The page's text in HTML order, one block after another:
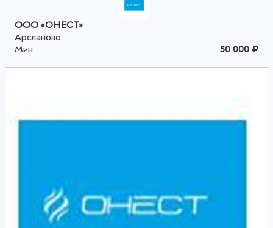
ООО «ОНЕСТ»
Арсланово
Мин
50 000 ₽